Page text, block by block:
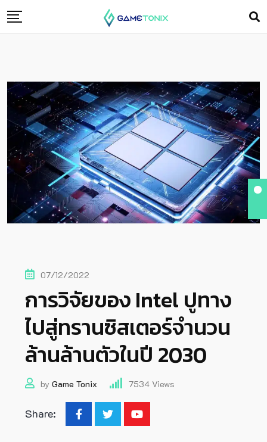
07/12/2022
การวิจัยของ Intel ปูทาง
ไปสู่ทรานซิสเตอร์จำนวน
ล้านล้านตัวในปี 2030
by Game Tonix 7534 Views
Share: